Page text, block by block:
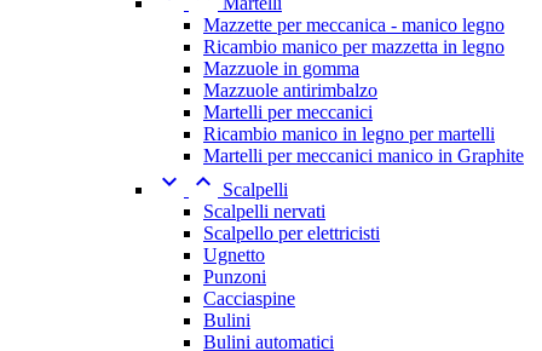
Mazzette per meccanica - manico legno
Ricambio manico per mazzetta in legno
Mazzuole in gomma
Mazzuole antirimbalzo
Martelli per meccanici
Ricambio manico in legno per martelli
Martelli per meccanici manico in Graphite
 
Scalpelli
Scalpelli nervati
Scalpello per elettricisti
Ugnetto
Punzoni
Cacciaspine
Bulini
Bulini automatici